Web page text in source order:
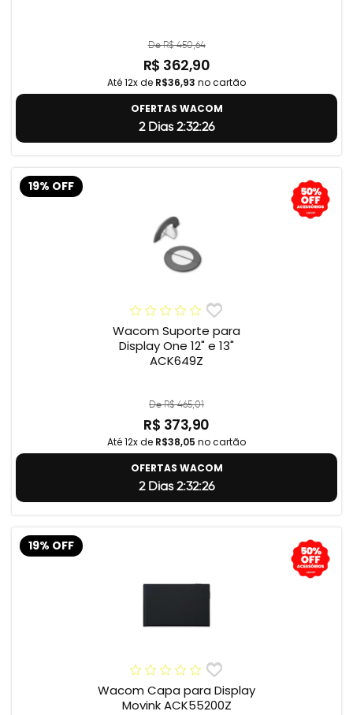
De R$ 450,64
R$ 362,90
Até 12x de R$36,93 no cartão
OFERTAS WACOM
2 Dias 2:32:25
19% OFF
Wacom Suporte para
Display One 12" e 13"
ACK649Z
De R$ 465,01
R$ 373,90
Até 12x de R$38,05 no cartão
OFERTAS WACOM
2 Dias 2:32:25
19% OFF
Wacom Capa para Display
Movink ACK55200Z